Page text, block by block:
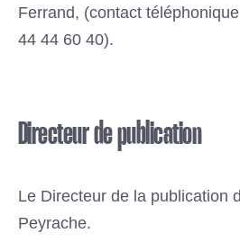
Ferrand, (contact
44 44 60 40).
Directeur de publication
Le Directeur de la publication
Peyrache.